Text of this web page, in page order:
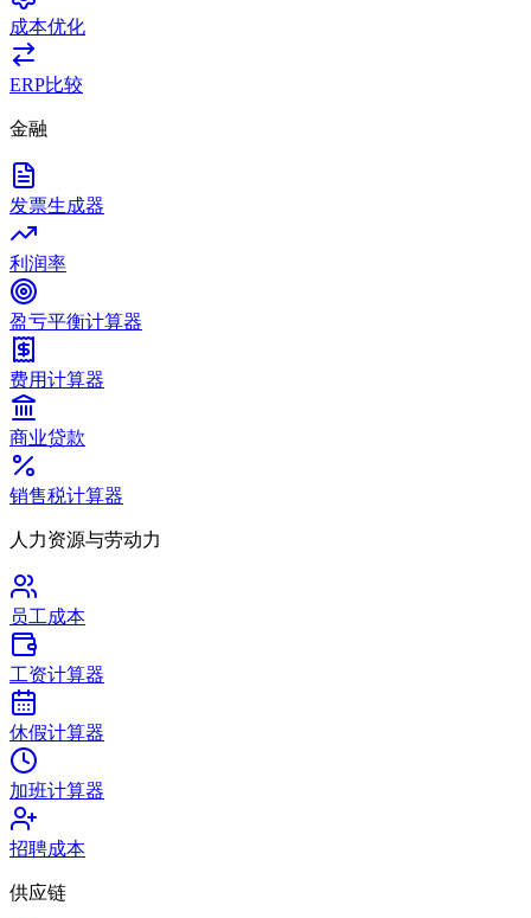
成本优化
ERP比较
金融
发票生成器
利润率
盈亏平衡计算器
费用计算器
商业贷款
销售税计算器
人力资源与劳动力
员工成本
工资计算器
休假计算器
加班计算器
招聘成本
供应链